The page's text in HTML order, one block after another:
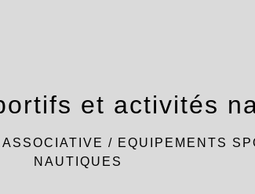
et activités
/ EQUIPEMENTS
NAUTIQUES